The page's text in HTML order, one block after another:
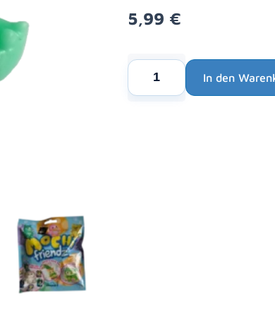
5,99 €
DeAgostini
MOCHI
In den
Alternative: